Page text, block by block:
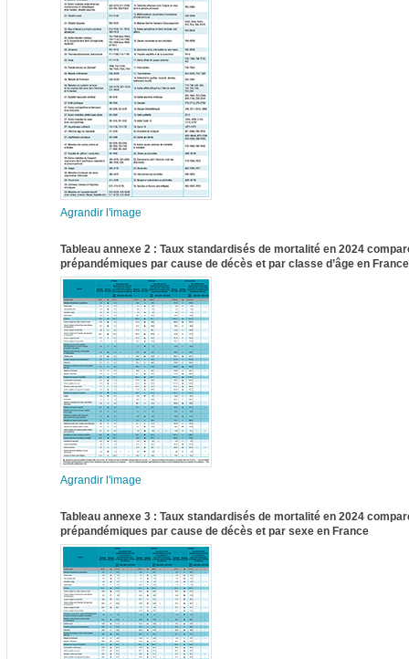
Agrandir l'image
Tableau annexe 2 : Taux standardisés de mortalité en 2024
prépandémiques par cause de décès et par classe d’âge en France
Agrandir l'image
Tableau annexe 3 : Taux standardisés de mortalité en 2024
prépandémiques par cause de décès et par sexe en France